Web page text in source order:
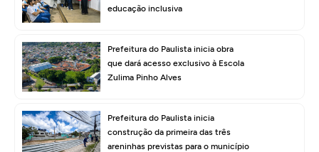
educação inclusiva
Prefeitura do Paulista inicia obra
que dará acesso exclusivo à Escola
Zulima Pinho Alves
Prefeitura do Paulista inicia
construção da primeira das três
areninhas previstas para o município